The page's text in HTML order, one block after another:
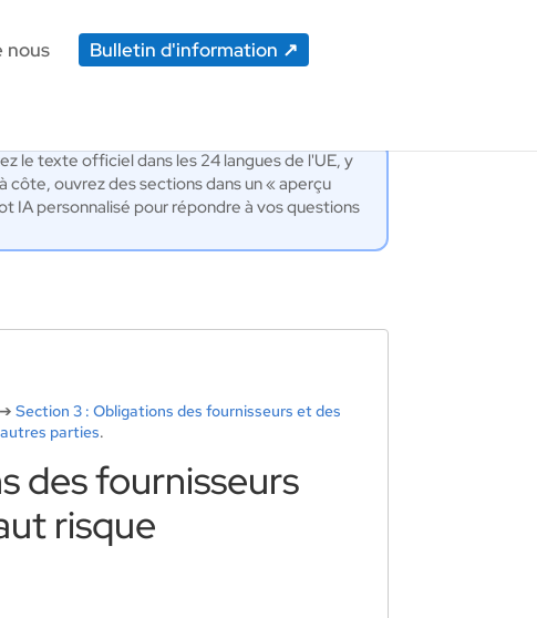
nous Bulletin d'information
le texte officiel dans les 24 langues de l'UE, y
ouvrez des sections dans un « aperçu
IA personnalisé pour répondre à vos questions
Section 3 : Obligations des fournisseurs et des
parties.
des fournisseurs
risque